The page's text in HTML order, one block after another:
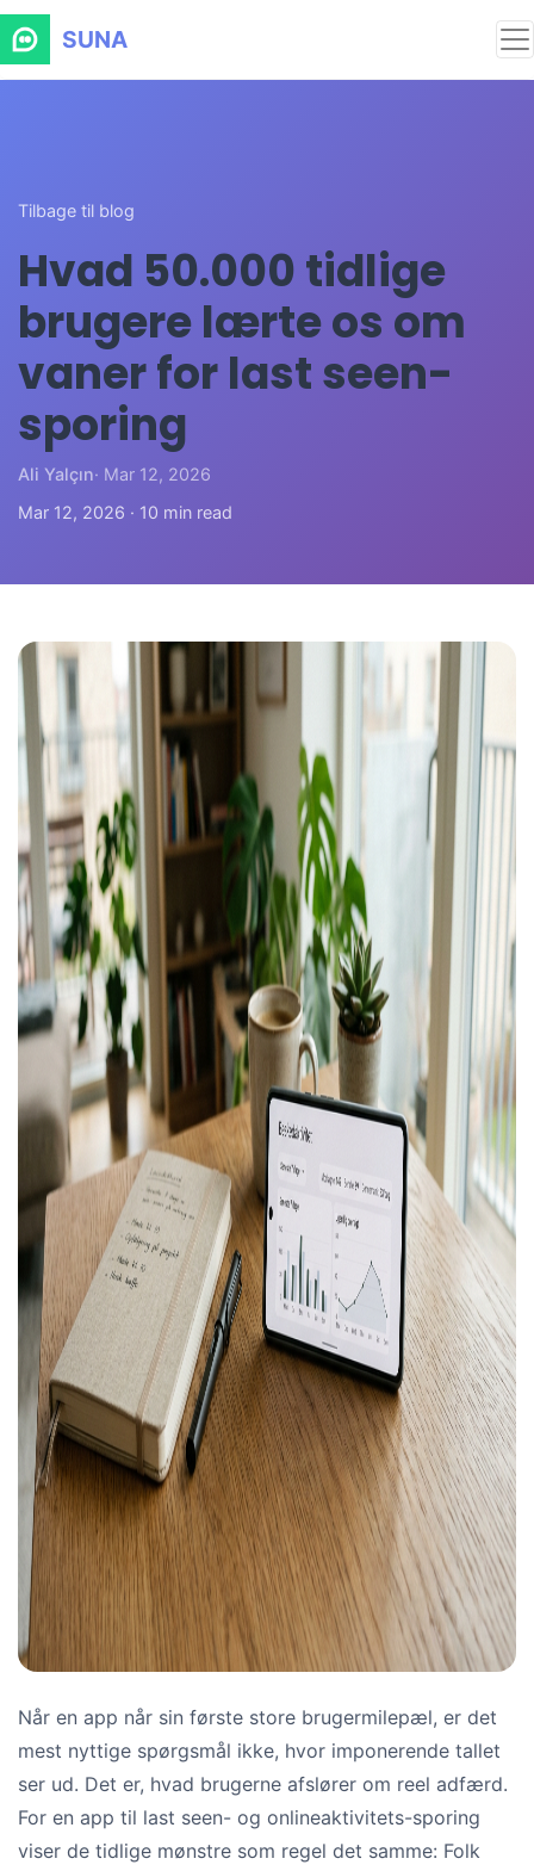
SUNA
Tilbage til blog
Hvad 50.000 tidlige
brugere lærte os om
vaner for last seen-
sporing
Ali Yalçın· Mar 12, 2026
Mar 12, 2026 · 10 min read
Når en app når sin første store brugermilepæl, er det
mest nyttige spørgsmål ikke, hvor imponerende tallet
ser ud. Det er, hvad brugerne afslører om reel adfærd.
For en app til last seen- og onlineaktivitets-sporing
viser de tidlige mønstre som regel det samme: Folk